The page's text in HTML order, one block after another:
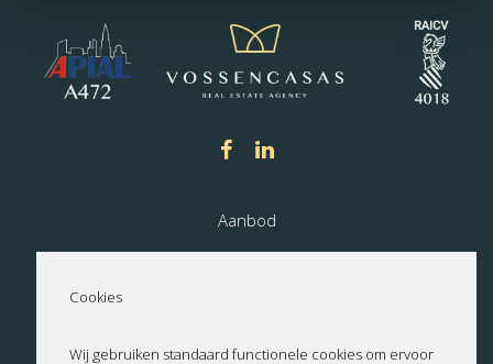
Aanbod
Cookies
Wij gebruiken standaard functionele cookies om ervoor